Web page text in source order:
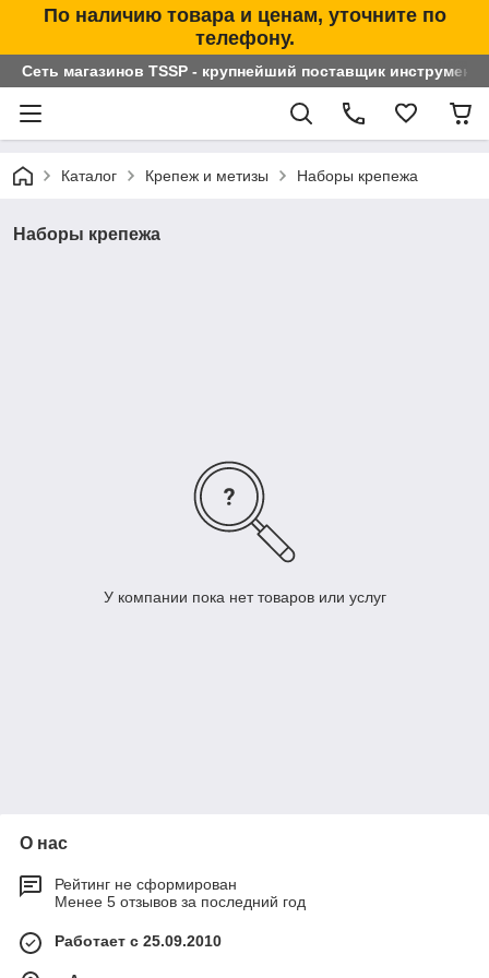
По наличию товара и ценам, уточните по
телефону.
Сеть магазинов TSSP - крупнейший поставщик
Каталог Крепеж и метизы Наборы крепежа
Наборы крепежа
У компании пока нет товаров или услуг
О нас
Рейтинг не сформирован
Менее 5 отзывов за последний год
Работает с 25.09.2010